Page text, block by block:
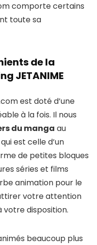
comporte certains
toute sa
de la
JETANIME
est doté d’une
à la fois. Il nous
du manga au
est celle d’un
de petites bloques
séries et films
animation pour le
votre attention
votre disposition.
beaucoup plus